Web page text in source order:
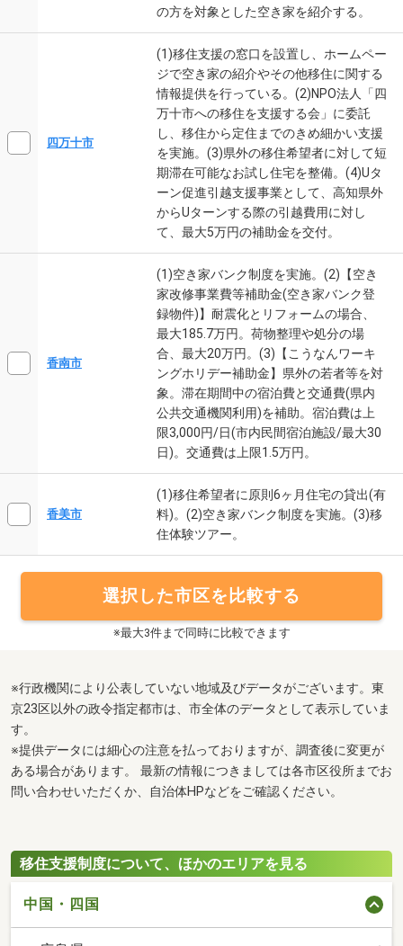
の方を対象とした空き家を紹介する。
四万十市
(1)移住支援の窓口を設置し、ホームペー
ジで空き家の紹介やその他移住に関する
情報提供を行っている。(2)NPO法人「四
万十市への移住を支援する会」に委託
し、移住から定住までのきめ細かい支援
を実施。(3)県外の移住希望者に対して短
期滞在可能なお試し住宅を整備。(4)Uタ
ーン促進引越支援事業として、高知県外
からUターンする際の引越費用に対し
て、最大5万円の補助金を交付。
香南市
(1)空き家バンク制度を実施。(2)【空き
家改修事業費等補助金(空き家バンク登
録物件)】耐震化とリフォームの場合、
最大185.7万円。荷物整理や処分の場
合、最大20万円。(3)【こうなんワーキ
ングホリデー補助金】県外の若者等を対
象。滞在期間中の宿泊費と交通費(県内
公共交通機関利用)を補助。宿泊費は上
限3,000円/日(市内民間宿泊施設/最大30
日)。交通費は上限1.5万円。
香美市
(1)移住希望者に原則6ヶ月住宅の貸出(有
料)。(2)空き家バンク制度を実施。(3)移
住体験ツアー。
選択した市区を比較する
※最大3件まで同時に比較できます
※行政機関により公表していない地域及びデータがございます。東
京23区以外の政令指定都市は、市全体のデータとして表示していま
す。
※提供データには細心の注意を払っておりますが、調査後に変更が
ある場合があります。 最新の情報につきましては各市区役所までお
問い合わせいただくか、自治体HPなどをご確認ください。
移住支援制度について、ほかのエリアを見る
中国・四国